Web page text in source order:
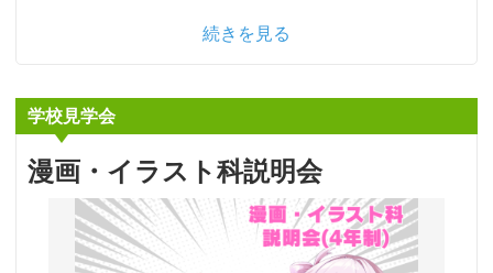
続きを見る
学校見学会
漫画・イラスト科説明会